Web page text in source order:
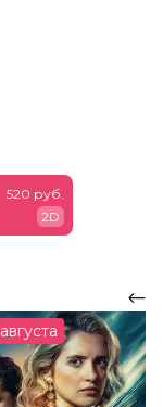
520 руб.
2D